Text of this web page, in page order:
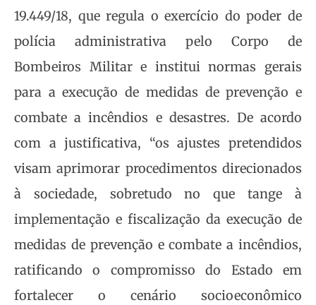
19.449/18, que regula o exercício do poder de
polícia administrativa pelo Corpo de
Bombeiros Militar e institui normas gerais
para a execução de medidas de prevenção e
combate a incêndios e desastres. De acordo
com a justificativa, “os ajustes pretendidos
visam aprimorar procedimentos direcionados
à sociedade, sobretudo no que tange à
implementação e fiscalização da execução de
medidas de prevenção e combate a incêndios,
ratificando o compromisso do Estado em
fortalecer o cenário socioeconômico